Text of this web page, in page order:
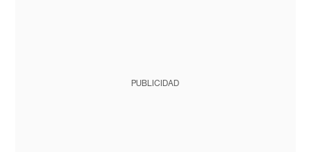
PUBLICIDAD